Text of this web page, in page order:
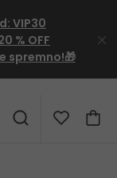
VIP30
% OFF
spremno!🎁